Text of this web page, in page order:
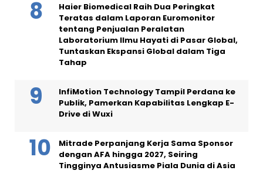
Haier Biomedical Raih Dua Peringkat
Teratas dalam Laporan Euromonitor
tentang Penjualan Peralatan
Laboratorium Ilmu Hayati di Pasar Global,
Tuntaskan Ekspansi Global dalam Tiga
Tahap
InfiMotion Technology Tampil Perdana ke
Publik, Pamerkan Kapabilitas Lengkap E-
Drive di Wuxi
Mitrade Perpanjang Kerja Sama Sponsor
dengan AFA hingga 2027, Seiring
Tingginya Antusiasme Piala Dunia di Asia